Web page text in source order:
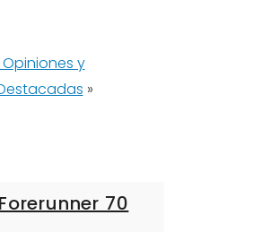
y
»
70